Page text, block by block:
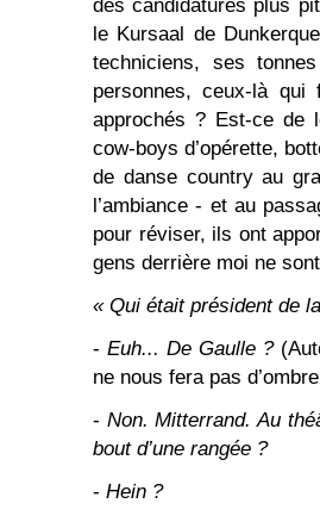
des candidatures plus
le Kursaal de
techniciens, ses
personnes, ceux-là
approchés ? Est-ce de
cow-boys d’opérette,
de danse country au
l’ambiance - et au
pour réviser, ils ont
gens derrière moi ne
« Qui était président de
- Euh... De Gaulle ?
ne nous fera pas
- Non. Mitterrand. Au
bout d’une rangée ?
- Hein ?